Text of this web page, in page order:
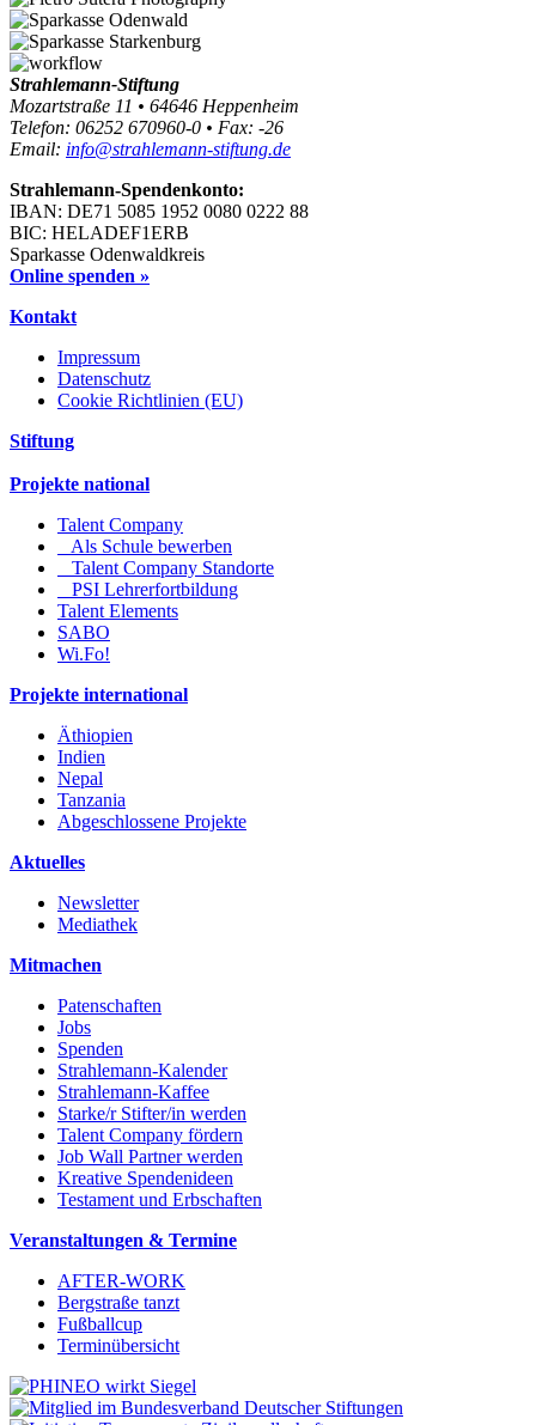
Strahlemann-Stiftung
Mozartstraße 11 • 64646 Heppenheim
Telefon: 06252 670960-0 • Fax: -26
Email: info@strahlemann-stiftung.de
Strahlemann-Spendenkonto:
IBAN: DE71 5085 1952 0080 0222 88
BIC: HELADEF1ERB
Sparkasse Odenwaldkreis
Online spenden »
Kontakt
Impressum
Datenschutz
Cookie Richtlinien (EU)
Stiftung
Projekte national
Talent Company
Als Schule bewerben
Talent Company Standorte
PSI Lehrerfortbildung
Talent Elements
SABO
Wi.Fo!
Projekte international
Äthiopien
Indien
Nepal
Tanzania
Abgeschlossene Projekte
Aktuelles
Newsletter
Mediathek
Mitmachen
Patenschaften
Jobs
Spenden
Strahlemann-Kalender
Strahlemann-Kaffee
Starke/r Stifter/in werden
Talent Company fördern
Job Wall Partner werden
Kreative Spendenideen
Testament und Erbschaften
Veranstaltungen & Termine
AFTER-WORK
Bergstraße tanzt
Fußballcup
Terminübersicht